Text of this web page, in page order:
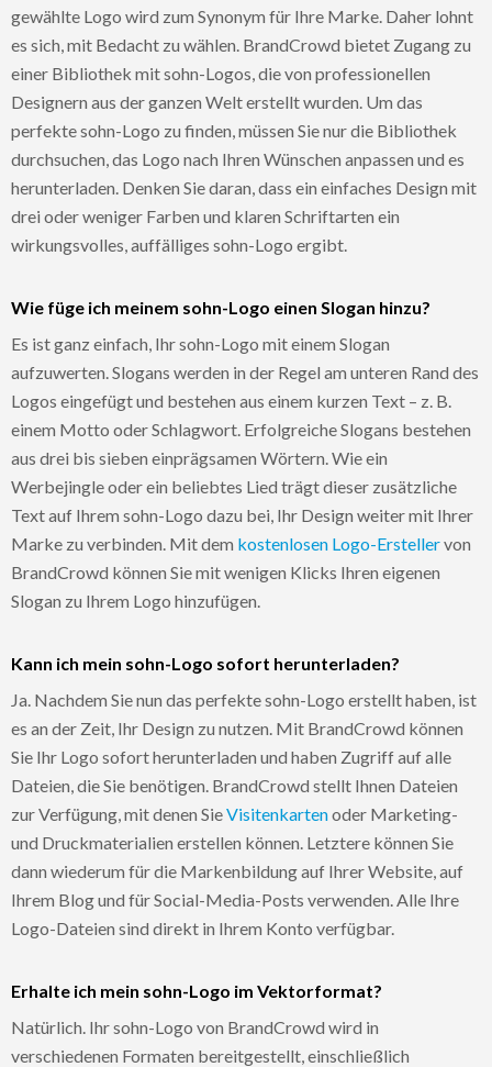
gewählte Logo wird zum Synonym für Ihre Marke. Daher lohnt
es sich, mit Bedacht zu wählen. BrandCrowd bietet Zugang zu
einer Bibliothek mit sohn-Logos, die von professionellen
Designern aus der ganzen Welt erstellt wurden. Um das
perfekte sohn-Logo zu finden, müssen Sie nur die Bibliothek
durchsuchen, das Logo nach Ihren Wünschen anpassen und es
herunterladen. Denken Sie daran, dass ein einfaches Design mit
drei oder weniger Farben und klaren Schriftarten ein
wirkungsvolles, auffälliges sohn-Logo ergibt.
Wie füge ich meinem sohn-Logo einen Slogan hinzu?
Es ist ganz einfach, Ihr sohn-Logo mit einem Slogan
aufzuwerten. Slogans werden in der Regel am unteren Rand des
Logos eingefügt und bestehen aus einem kurzen Text – z. B.
einem Motto oder Schlagwort. Erfolgreiche Slogans bestehen
aus drei bis sieben einprägsamen Wörtern. Wie ein
Werbejingle oder ein beliebtes Lied trägt dieser zusätzliche
Text auf Ihrem sohn-Logo dazu bei, Ihr Design weiter mit Ihrer
Marke zu verbinden. Mit dem kostenlosen Logo-Erstellervon
BrandCrowd können Sie mit wenigen Klicks Ihren eigenen
Slogan zu Ihrem Logo hinzufügen.
Kann ich mein sohn-Logo sofort herunterladen?
Ja. Nachdem Sie nun das perfekte sohn-Logo erstellt haben, ist
es an der Zeit, Ihr Design zu nutzen. Mit BrandCrowd können
Sie Ihr Logo sofort herunterladen und haben Zugriff auf alle
Dateien, die Sie benötigen. BrandCrowd stellt Ihnen Dateien
zur Verfügung, mit denen SieVisitenkartenoder Marketing-
und Druckmaterialien erstellen können. Letztere können Sie
dann wiederum für die Markenbildung auf Ihrer Website, auf
Ihrem Blog und für Social-Media-Posts verwenden. Alle Ihre
Logo-Dateien sind direkt in Ihrem Konto verfügbar.
Erhalte ich mein sohn-Logo im Vektorformat?
Natürlich. Ihr sohn-Logo von BrandCrowd wird in
verschiedenen Formaten bereitgestellt, einschließlich